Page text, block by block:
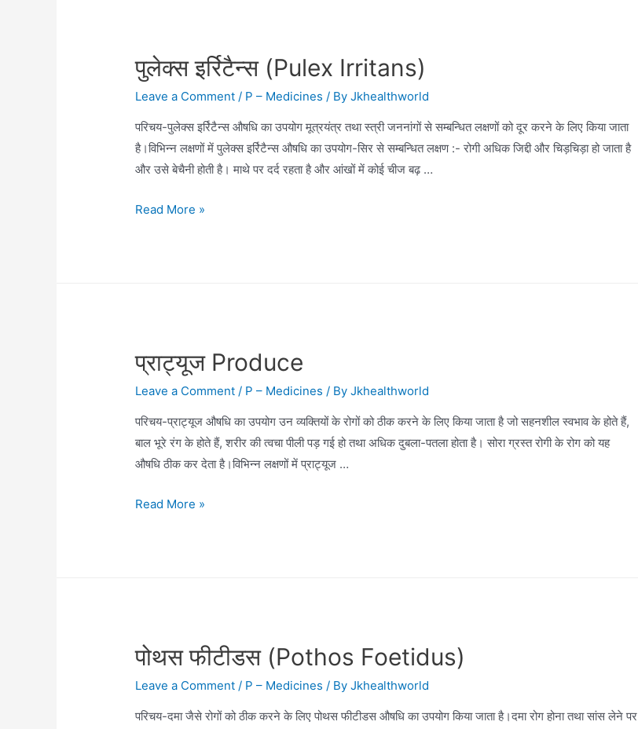
पुलेक्स इर्रिटैन्स (Pulex Irritans)
Leave a Comment / P – Medicines / ByJkhealthworld
परिचय-पुलेक्स इर्रिटैन्स औषधि का उपयोग मूत्रयंत्र तथा स्त्री जननांगों से सम्बन्धित लक्षणों को दूर करने के लिए किया जाता
है।विभिन्न लक्षणों में पुलेक्स इर्रिटैन्स औषधि का उपयोग-सिर से सम्बन्धित लक्षण :- रोगी अधिक जिद्दी और चिड़चिड़ा हो जाता है
और उसे बेचैनी होती है। माथे पर दर्द रहता है और आंखों में कोई चीज बढ़ …
पुलेक्स
Read More »
प्राट्यूज Produce
Leave a Comment / P – Medicines / ByJkhealthworld
परिचय-प्राट्यूज औषधि का उपयोग उन व्यक्तियों के रोगों को ठीक करने के लिए किया जाता है जो सहनशील स्वभाव के होते हैं,
बाल भूरे रंग के होते हैं, शरीर की त्वचा पीली पड़ गई हो तथा अधिक दुबला-पतला होता है। सोरा ग्रस्त रोगी के रोग को यह
औषधि ठीक कर देता है।विभिन्न लक्षणों में प्राट्यूज …
प्राट्यूज
Read More »
पोथस फीटीडस (Pothos Foetidus)
Leave a Comment / P – Medicines / ByJkhealthworld
परिचय-दमा जैसे रोगों को ठीक करने के लिए पोथस फीटीडस औषधि का उपयोग किया जाता है।दमा रोग होना तथा सांस लेने पर